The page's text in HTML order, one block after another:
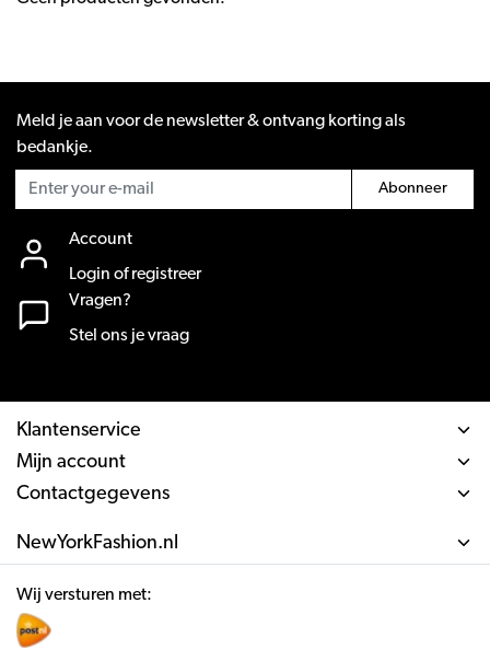
Meld je aan voor de newsletter & ontvang korting als
bedankje.
Abonneer
Account
Login of registreer
Vragen?
Stel ons je vraag
Klantenservice
Mijn account
Contactgegevens
NewYorkFashion.nl
Wij versturen met: